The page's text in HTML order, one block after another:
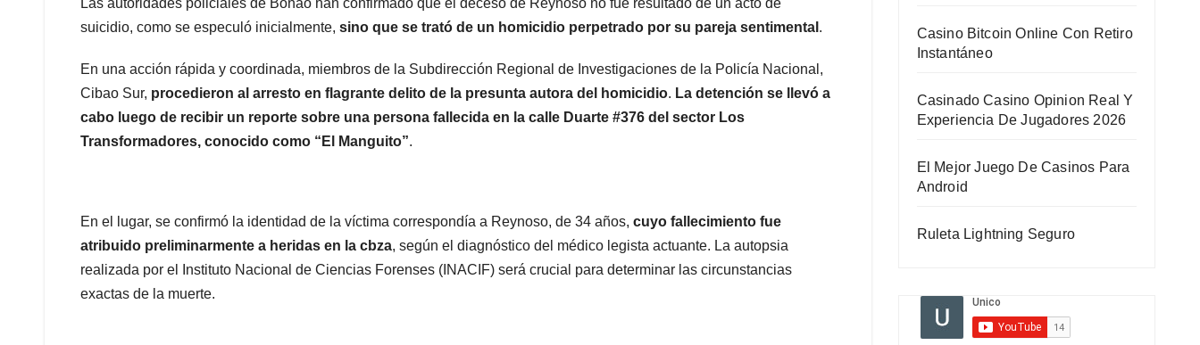
Las autoridades policiales de Bonao han confirmado que el deceso de Reynoso no fue resultado de un acto de
suicidio, como se especuló inicialmente, sino que se trató de un homicidio perpetrado por su pareja sentimental .
En una acción rápida y coordinada, miembros de la Subdirección Regional de Investigaciones de la Policía Nacional,
Cibao Sur, procedieron al arresto en flagrante delito de la presunta autora del homicidio. La detención se llevó a
cabo luego de recibir un reporte sobre una persona fallecida en la calle Duarte #376 del sector Los
Transformadores, conocido como “El Manguito”.
En el lugar, se confirmó la identidad de la víctima correspondía a Reynoso, de 34 años, cuyo fallecimiento fue
atribuido preliminarmente a heridas en la cbza, según el diagnóstico del médico legista actuante. La autopsia
realizada por el Instituto Nacional de Ciencias Forenses (INACIF) será crucial para determinar las circunstancias
exactas de la muerte.
Casino Bitcoin Online Con Retiro
Instantáneo
Casinado Casino Opinion Real Y
Experiencia De Jugadores 2026
El Mejor Juego De Casinos Para
Android
Ruleta Lightning Seguro